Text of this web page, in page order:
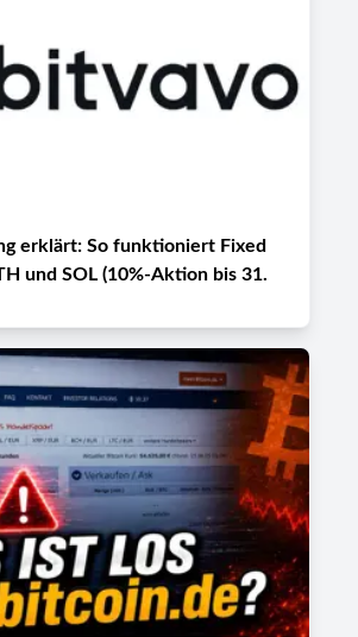
erklärt: So funktioniert Fixed
und SOL (10%-Aktion bis 31.